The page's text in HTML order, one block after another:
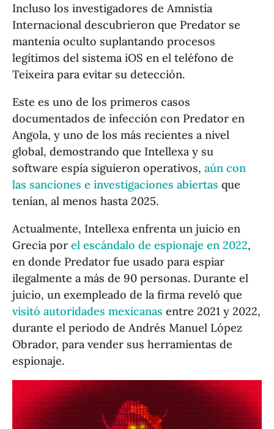
Incluso los investigadores de Amnistía
Internacional descubrieron que Predator se
mantenía oculto suplantando procesos
legítimos del sistema iOS en el teléfono de
Teixeira para evitar su detección.
Este es uno de los primeros casos
documentados de infección con Predator en
Angola, y uno de los más recientes a nivel
global, demostrando que Intellexa y su
software espía siguieron operativos,aún con
las sanciones e investigaciones abiertas que
tenían, al menos hasta 2025.
Actualmente, Intellexa enfrenta un juicio en
Grecia porel escándalo de espionaje en 2022,
en donde Predator fue usado para espiar
ilegalmente a más de 90 personas. Durante el
juicio, un exempleado de la firma reveló que
visitó autoridades mexicanas entre 2021 y 2022,
durante el periodo de Andrés Manuel López
Obrador, para vender sus herramientas de
espionaje.